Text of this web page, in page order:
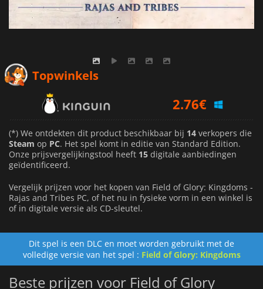
Topwinkels
5.43€
8.69€
(*) We ontdekten dit product beschikbaar bij 14 verkopers die
Steam op PC. Het spel komt in editie van Standard Edition.
Onze prijsvergelijkingstool heeft 15 digitale aanbiedingen
geïdentificeerd.
Vergelijk prijzen voor het kopen van Field of Glory: Kingdoms -
Rajas and Tribes PC, of het nu in fysieke vorm in een winkel is
of in digitale versie als CD-sleutel.
Dit spel is een DLC en moet worden gebruikt met de
volledige versie van het spel : Field of Glory: Kingdoms
Beste prijzen voor Field of Glory